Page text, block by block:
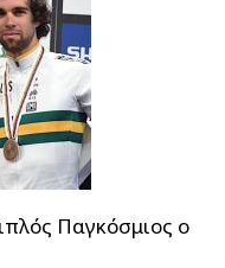
Παγκόσμιος ο